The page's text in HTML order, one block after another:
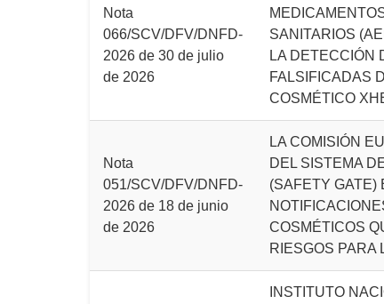
Nota
066/SCV/DFV/DNFD-
2026 de 30 de julio
de 2026
SANITARIOS
LA DETECCIÓN
FALSIFICADAS
COSMÉTICO
Nota
051/SCV/DFV/DNFD-
2026 de 18 de junio
de 2026
LA COMISIÓN
DEL SISTEMA
(SAFETY GATE)
COSMÉTICOS
RIESGOS PARA
INSTITUTO